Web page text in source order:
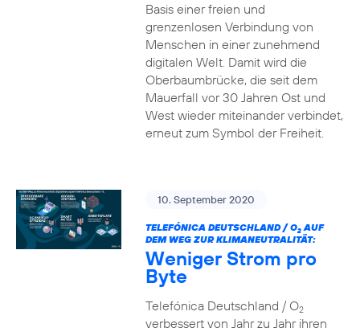
Basis einer freien und
grenzenlosen Verbindung von
Menschen in einer zunehmend
digitalen Welt. Damit wird die
Oberbaumbrücke, die seit dem
Mauerfall vor 30 Jahren Ost und
West wieder miteinander verbindet,
erneut zum Symbol der Freiheit.
10. September 2020
TELEFÓNICA DEUTSCHLAND / O2AUF
DEM WEG ZUR KLIMANEUTRALITÄT:
Weniger Strom pro
Byte
Telefónica Deutschland / O2
verbessert von Jahr zu Jahr ihren